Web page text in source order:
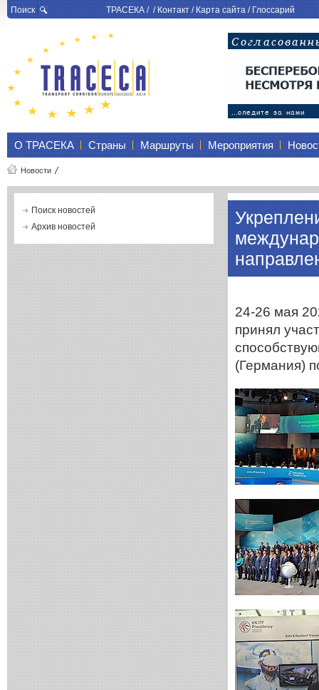
Поиск ТРАСЕКА/ /Контакт/Карта сайта/Глоссарий
О ТРАСЕКА Страны Маршруты Мероприятия
Новости
Поиск новостей
Архив новостей
24-26 мая
принял
(Германия)